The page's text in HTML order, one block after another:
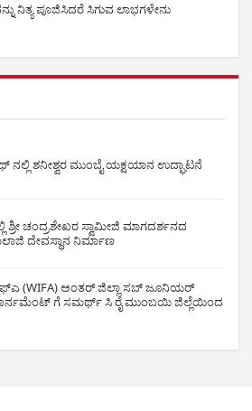
ನಿತ್ಯ ಪೂಜಿಸಿದರೆ ಸಿಗುವ ಲಾಭಗಳೇನು
ಶನೀಶ್ವರ ಮುಂಬೈ ಯಕ್ಷಯಾನ ಉದ್ಘಾಟನೆ
ಶ್ರೀ ಚಂದ್ರಶೇಖರ ಸ್ವಾಮೀಜಿ ಮಾಗದರ್ಶನದ
ದೇವಸ್ಥಾನ ನಿರ್ಮಾಣ
(WIFA) ಅಂತರ್ ಜಿಲ್ಲಾ ಸಬ್ ಜೂನಿಯರ್
ಗೆ ಸಮರ್ಥ್ ಸಿ ರೈ ಮುಂಬಯಿ ಜಿಲ್ಲೆಯಿಂದ